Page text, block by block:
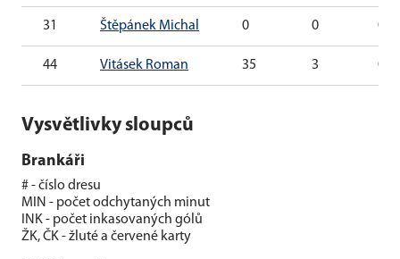
31 Štěpánek Michal 0 0 0
44 Vitásek Roman 35 3 0
Vysvětlivky sloupců
Brankáři
# - číslo dresu
MIN - počet odchytaných minut
INK - počet inkasovaných gólů
ŽK, ČK - žluté a červené karty